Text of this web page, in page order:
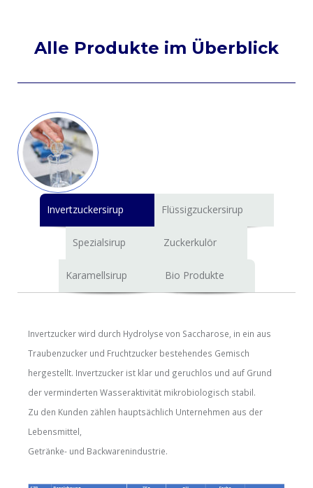
Alle Produkte im Überblick
Invertzuckersirup Flüssigzuckersirup
Spezialsirup Zuckerkulör
Karamellsirup Bio Produkte
Invertzucker wird durch Hydrolyse von Saccharose, in ein aus
Traubenzucker und Fruchtzucker bestehendes Gemisch
hergestellt. Invertzucker ist klar und geruchlos und auf Grund
der verminderten Wasseraktivität mikrobiologisch stabil.
Zu den Kunden zählen hauptsächlich Unternehmen aus der
Lebensmittel,
Getränke- und Backwarenindustrie.